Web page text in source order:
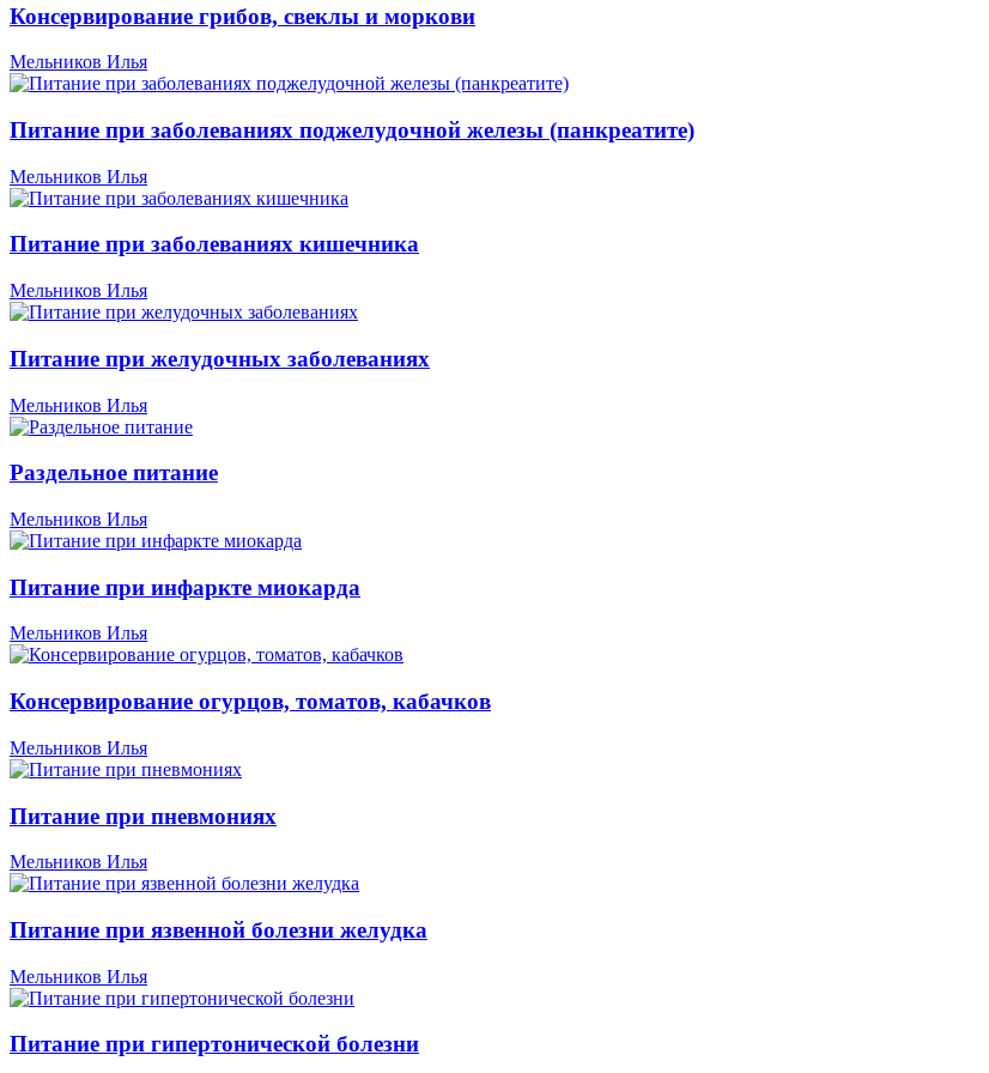
Консервирование грибов, свеклы и моркови
Мельников Илья
Питание при заболеваниях поджелудочной железы (панкреатите)
Мельников Илья
Питание при заболеваниях кишечника
Мельников Илья
Питание при желудочных заболеваниях
Мельников Илья
Раздельное питание
Мельников Илья
Питание при инфаркте миокарда
Мельников Илья
Консервирование огурцов, томатов, кабачков
Мельников Илья
Питание при пневмониях
Мельников Илья
Питание при язвенной болезни желудка
Мельников Илья
Питание при гипертонической болезни